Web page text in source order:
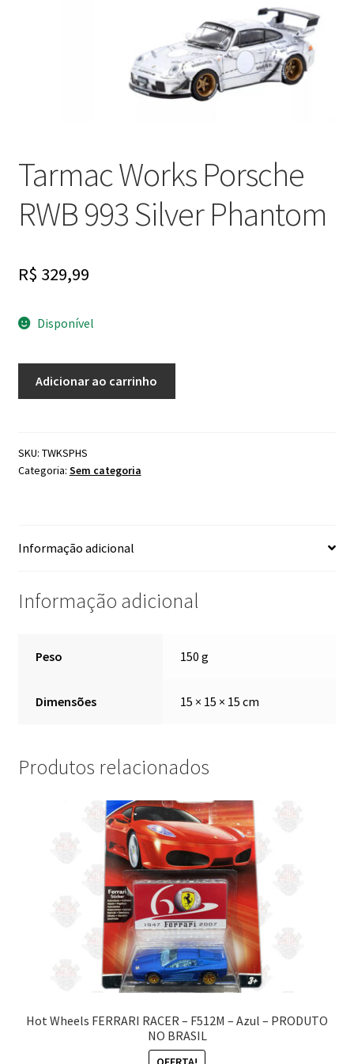
Tarmac Works Porsche
RWB 993 Silver Phantom
R$ 329,99
Disponível
993
Silver
Adicionar ao carrinho
SKU: TWKSPHS
Categoria: Sem categoria
Informação adicional
Informação adicional
Peso 150 g
Dimensões 15 × 15 × 15 cm
Produtos relacionados
Hot Wheels FERRARI RACER – F512M – Azul – PRODUTO
NO BRASIL